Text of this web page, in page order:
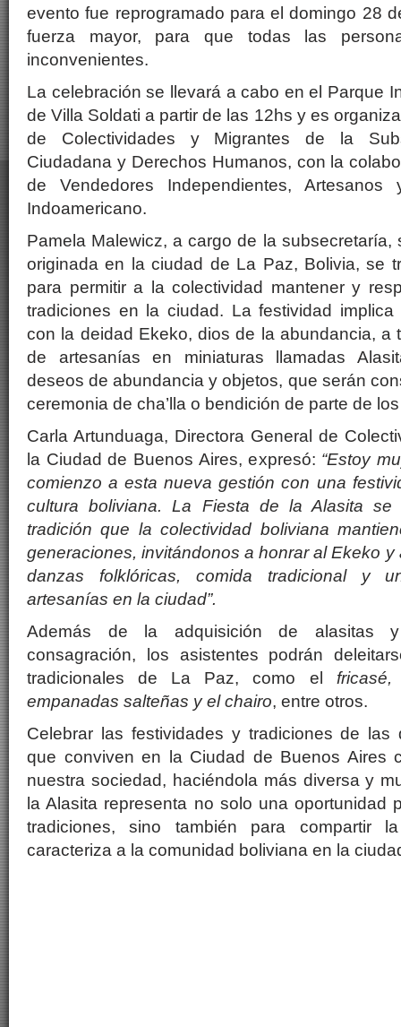
evento fue reprogramado para el domingo 28
fuerza mayor, para que todas las
inconvenientes.
La celebración se llevará a cabo en el Parque
de Villa Soldati a partir de las 12hs y es
de Colectividades y Migrantes de la
Ciudadana y Derechos Humanos, con la
de Vendedores Independientes,
Indoamericano.
Pamela Malewicz, a cargo de la subsecretaría,
originada en la ciudad de La Paz, Bolivia, se
para permitir a la colectividad mantener y
tradiciones en la ciudad. La festividad
con la deidad Ekeko, dios de la abundancia, a
de artesanías en miniaturas llamadas
deseos de abundancia y objetos, que serán
ceremonia de cha’lla o bendición de parte de
Carla Artunduaga, Directora General de
la Ciudad de Buenos Aires, expresó: “Estoy
comienzo a esta nueva gestión con una
cultura boliviana. La Fiesta de la Alasita
tradición que la colectividad boliviana
generaciones, invitándonos a honrar al Ekeko y
danzas folklóricas, comida tradicional y
artesanías en la ciudad”.
Además de la adquisición de alasitas
consagración, los asistentes podrán
tradicionales de La Paz, como el
empanadas salteñas y el chairo, entre otros.
Celebrar las festividades y tradiciones de las
que conviven en la Ciudad de Buenos Aires
nuestra sociedad, haciéndola más diversa y
la Alasita representa no solo una oportunidad
tradiciones, sino también para compartir
caracteriza a la comunidad boliviana en la